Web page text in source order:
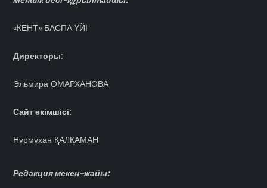
«КЕНТ» БАСПА ҮЙІ
Директоры:
Эльмира ОМАРХАНОВА
Сайт әкімшісі:
Нұрмұхан ҚАЛҚАМАН
Редакция мекен-жайы: